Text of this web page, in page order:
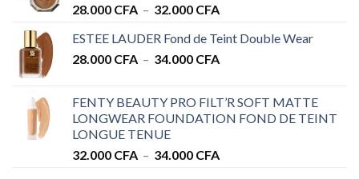
28.000 CFA – 32.000 CFAPlage
prix :
28.000 CFA
ESTEE LAUDER Fond de Teint Double Wear
28.000 CFA – 34.000 CFAPlage
28.000 CFA
à
FENTY BEAUTY PRO FILT’R SOFT MATTE
LONGWEAR FOUNDATION FOND DE TEINT
LONGUE TENUE
32.000 CFA – 34.000 CFAPlage